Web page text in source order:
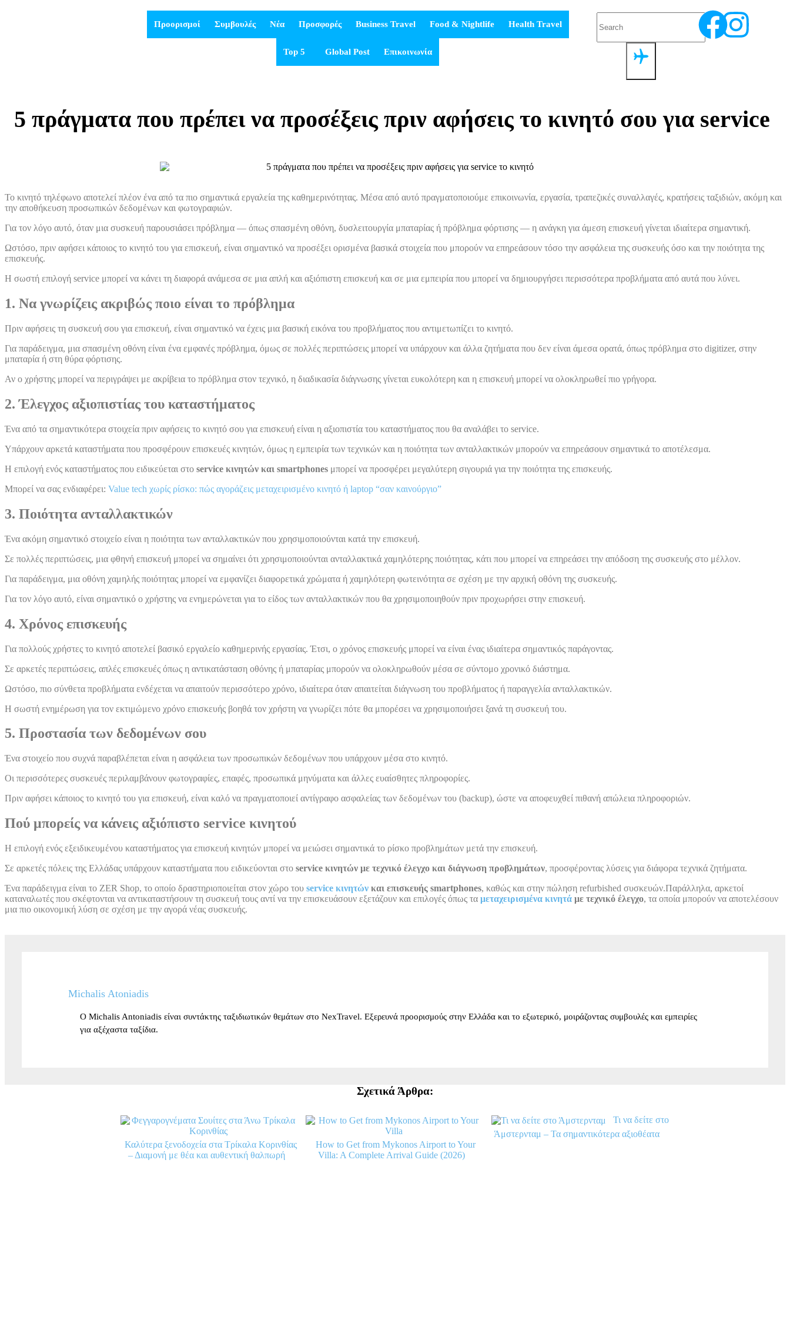
Προορισμοί Συμβουλές Νέα Προσφορές Business Travel Food & Nightlife Health Travel
Top 5 Global Post Επικοινωνία
5 πράγματα που πρέπει να προσέξεις πριν αφήσεις το κινητό σου για service
Το κινητό τηλέφωνο αποτελεί πλέον ένα από τα πιο σημαντικά εργαλεία της καθημερινότητας. Μέσα από αυτό πραγματοποιούμε επικοινωνία, εργασία, τραπεζικές συναλλαγές, κρατήσεις ταξιδιών, ακόμη και
την αποθήκευση προσωπικών δεδομένων και φωτογραφιών.
Για τον λόγο αυτό, όταν μια συσκευή παρουσιάσει πρόβλημα — όπως σπασμένη οθόνη, δυσλειτουργία μπαταρίας ή πρόβλημα φόρτισης — η ανάγκη για άμεση επισκευή γίνεται ιδιαίτερα σημαντική.
Ωστόσο, πριν αφήσει κάποιος το κινητό του για επισκευή, είναι σημαντικό να προσέξει ορισμένα βασικά στοιχεία που μπορούν να επηρεάσουν τόσο την ασφάλεια της συσκευής όσο και την ποιότητα της
επισκευής.
Η σωστή επιλογή service μπορεί να κάνει τη διαφορά ανάμεσα σε μια απλή και αξιόπιστη επισκευή και σε μια εμπειρία που μπορεί να δημιουργήσει περισσότερα προβλήματα από αυτά που λύνει.
1. Να γνωρίζεις ακριβώς ποιο είναι το πρόβλημα
Πριν αφήσεις τη συσκευή σου για επισκευή, είναι σημαντικό να έχεις μια βασική εικόνα του προβλήματος που αντιμετωπίζει το κινητό.
Για παράδειγμα, μια σπασμένη οθόνη είναι ένα εμφανές πρόβλημα, όμως σε πολλές περιπτώσεις μπορεί να υπάρχουν και άλλα ζητήματα που δεν είναι άμεσα ορατά, όπως πρόβλημα στο digitizer, στην
μπαταρία ή στη θύρα φόρτισης.
Αν ο χρήστης μπορεί να περιγράψει με ακρίβεια το πρόβλημα στον τεχνικό, η διαδικασία διάγνωσης γίνεται ευκολότερη και η επισκευή μπορεί να ολοκληρωθεί πιο γρήγορα.
2. Έλεγχος αξιοπιστίας του καταστήματος
Ένα από τα σημαντικότερα στοιχεία πριν αφήσεις το κινητό σου για επισκευή είναι η αξιοπιστία του καταστήματος που θα αναλάβει το service.
Υπάρχουν αρκετά καταστήματα που προσφέρουν επισκευές κινητών, όμως η εμπειρία των τεχνικών και η ποιότητα των ανταλλακτικών μπορούν να επηρεάσουν σημαντικά το αποτέλεσμα.
Η επιλογή ενός καταστήματος που ειδικεύεται στο service κινητών και smartphones μπορεί να προσφέρει μεγαλύτερη σιγουριά για την ποιότητα της επισκευής.
Μπορεί να σας ενδιαφέρει: Value tech χωρίς ρίσκο: πώς αγοράζεις μεταχειρισμένο κινητό ή laptop “σαν καινούργιο”
3. Ποιότητα ανταλλακτικών
Ένα ακόμη σημαντικό στοιχείο είναι η ποιότητα των ανταλλακτικών που χρησιμοποιούνται κατά την επισκευή.
Σε πολλές περιπτώσεις, μια φθηνή επισκευή μπορεί να σημαίνει ότι χρησιμοποιούνται ανταλλακτικά χαμηλότερης ποιότητας, κάτι που μπορεί να επηρεάσει την απόδοση της συσκευής στο μέλλον.
Για παράδειγμα, μια οθόνη χαμηλής ποιότητας μπορεί να εμφανίζει διαφορετικά χρώματα ή χαμηλότερη φωτεινότητα σε σχέση με την αρχική οθόνη της συσκευής.
Για τον λόγο αυτό, είναι σημαντικό ο χρήστης να ενημερώνεται για το είδος των ανταλλακτικών που θα χρησιμοποιηθούν πριν προχωρήσει στην επισκευή.
4. Χρόνος επισκευής
Για πολλούς χρήστες το κινητό αποτελεί βασικό εργαλείο καθημερινής εργασίας. Έτσι, ο χρόνος επισκευής μπορεί να είναι ένας ιδιαίτερα σημαντικός παράγοντας.
Σε αρκετές περιπτώσεις, απλές επισκευές όπως η αντικατάσταση οθόνης ή μπαταρίας μπορούν να ολοκληρωθούν μέσα σε σύντομο χρονικό διάστημα.
Ωστόσο, πιο σύνθετα προβλήματα ενδέχεται να απαιτούν περισσότερο χρόνο, ιδιαίτερα όταν απαιτείται διάγνωση του προβλήματος ή παραγγελία ανταλλακτικών.
Η σωστή ενημέρωση για τον εκτιμώμενο χρόνο επισκευής βοηθά τον χρήστη να γνωρίζει πότε θα μπορέσει να χρησιμοποιήσει ξανά τη συσκευή του.
5. Προστασία των δεδομένων σου
Ένα στοιχείο που συχνά παραβλέπεται είναι η ασφάλεια των προσωπικών δεδομένων που υπάρχουν μέσα στο κινητό.
Οι περισσότερες συσκευές περιλαμβάνουν φωτογραφίες, επαφές, προσωπικά μηνύματα και άλλες ευαίσθητες πληροφορίες.
Πριν αφήσει κάποιος το κινητό του για επισκευή, είναι καλό να πραγματοποιεί αντίγραφο ασφαλείας των δεδομένων του (backup), ώστε να αποφευχθεί πιθανή απώλεια πληροφοριών.
Πού μπορείς να κάνεις αξιόπιστο service κινητού
Η επιλογή ενός εξειδικευμένου καταστήματος για επισκευή κινητών μπορεί να μειώσει σημαντικά το ρίσκο προβλημάτων μετά την επισκευή.
Σε αρκετές πόλεις της Ελλάδας υπάρχουν καταστήματα που ειδικεύονται στο service κινητών με τεχνικό έλεγχο και διάγνωση προβλημάτων, προσφέροντας λύσεις για διάφορα τεχνικά ζητήματα.
Ένα παράδειγμα είναι το ZER Shop, το οποίο δραστηριοποιείται στον χώρο του service κινητών και επισκευής smartphones, καθώς και στην πώληση refurbished συσκευών.Παράλληλα, αρκετοί
καταναλωτές που σκέφτονται να αντικαταστήσουν τη συσκευή τους αντί να την επισκευάσουν εξετάζουν και επιλογές όπως τα μεταχειρισμένα κινητά με τεχνικό έλεγχο, τα οποία μπορούν να αποτελέσουν
μια πιο οικονομική λύση σε σχέση με την αγορά νέας συσκευής.
Michalis Atoniadis
Ο Michalis Antoniadis είναι συντάκτης ταξιδιωτικών θεμάτων στο NexTravel. Εξερευνά προορισμούς στην Ελλάδα και το εξωτερικό, μοιράζοντας συμβουλές και εμπειρίες
για αξέχαστα ταξίδια.
Σχετικά Άρθρα:
Καλύτερα ξενοδοχεία στα Τρίκαλα Κορινθίας
– Διαμονή με θέα και αυθεντική θαλπωρή
How to Get from Mykonos Airport to Your
Villa: A Complete Arrival Guide (2026)
Τι να δείτε στο
Άμστερνταμ – Τα σημαντικότερα αξιοθέατα